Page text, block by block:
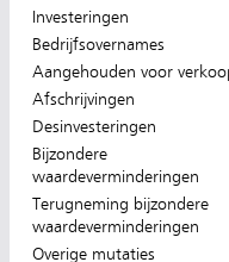
Investeringen
Bedrijfsovernames
Aangehouden voor
Afschrijvingen
Desinvesteringen
Bijzondere
waardeverminderingen
Terugneming bijzondere
waardeverminderingen
Overige mutaties